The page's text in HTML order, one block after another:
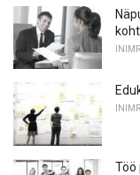
Töö